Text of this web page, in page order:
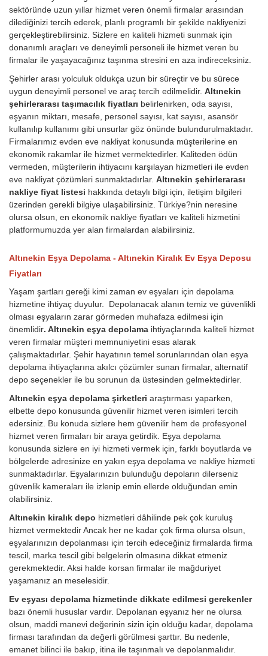
sektöründe uzun yıllar hizmet veren önemli firmalar arasından
dilediğinizi tercih ederek, planlı programlı bir şekilde nakliyenizi
gerçekleştirebilirsiniz. Sizlere en kaliteli hizmeti sunmak için
donanımlı araçları ve deneyimli personeli ile hizmet veren bu
firmalar ile yaşayacağınız taşınma stresini en aza indireceksiniz.
Şehirler arası yolculuk oldukça uzun bir süreçtir ve bu sürece
uygun deneyimli personel ve araç tercih edilmelidir. Altınekin
şehirlerarası taşımacılık fiyatları belirlenirken, oda sayısı,
eşyanın miktarı, mesafe, personel sayısı, kat sayısı, asansör
kullanılıp kullanımı gibi unsurlar göz önünde bulundurulmaktadır.
Firmalarımız evden eve nakliyat konusunda müşterilerine en
ekonomik rakamlar ile hizmet vermektedirler. Kaliteden ödün
vermeden, müşterilerin ihtiyacını karşılayan hizmetleri ile evden
eve nakliyat çözümleri sunmaktadırlar. Altınekin şehirlerarası
nakliye fiyat listesi hakkında detaylı bilgi için, iletişim bilgileri
üzerinden gerekli bilgiye ulaşabilirsiniz. Türkiye?nin neresine
olursa olsun, en ekonomik nakliye fiyatları ve kaliteli hizmetini
platformumuzda yer alan firmalardan alabilirsiniz.
Altınekin Eşya Depolama - Altınekin Kiralık Ev Eşya Deposu
Fiyatları
Yaşam şartları gereği kimi zaman ev eşyaları için depolama
hizmetine ihtiyaç duyulur. Depolanacak alanın temiz ve güvenlikli
olması eşyaların zarar görmeden muhafaza edilmesi için
önemlidir. Altınekin eşya depolama ihtiyaçlarında kaliteli hizmet
veren firmalar müşteri memnuniyetini esas alarak
çalışmaktadırlar. Şehir hayatının temel sorunlarından olan eşya
depolama ihtiyaçlarına akılcı çözümler sunan firmalar, alternatif
depo seçenekler ile bu sorunun da üstesinden gelmektedirler.
Altınekin eşya depolama şirketleri araştırması yaparken,
elbette depo konusunda güvenilir hizmet veren isimleri tercih
edersiniz. Bu konuda sizlere hem güvenilir hem de profesyonel
hizmet veren firmaları bir araya getirdik. Eşya depolama
konusunda sizlere en iyi hizmeti vermek için, farklı boyutlarda ve
bölgelerde adresinize en yakın eşya depolama ve nakliye hizmeti
sunmaktadırlar. Eşyalarınızın bulunduğu depoların dilerseniz
güvenlik kameraları ile izlenip emin ellerde olduğundan emin
olabilirsiniz.
Altınekin kiralık depo hizmetleri dâhilinde pek çok kuruluş
hizmet vermektedir Ancak her ne kadar çok firma olursa olsun,
eşyalarınızın depolanması için tercih edeceğiniz firmalarda firma
tescil, marka tescil gibi belgelerin olmasına dikkat etmeniz
gerekmektedir. Aksi halde korsan firmalar ile mağduriyet
yaşamanız an meselesidir.
Ev eşyası depolama hizmetinde dikkate edilmesi gerekenler
bazı önemli hususlar vardır. Depolanan eşyanız her ne olursa
olsun, maddi manevi değerinin sizin için olduğu kadar, depolama
firması tarafından da değerli görülmesi şarttır. Bu nedenle,
emanet bilinci ile bakıp, itina ile taşınmalı ve depolanmalıdır.